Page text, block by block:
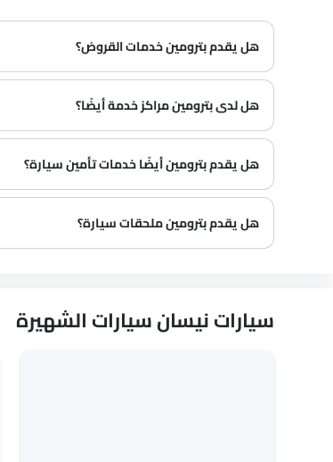
هل يقدم بترومين خدمات القروض؟
هل لدى بترومين مراكز خدمة أيضًا؟
هل يقدم بترومين أيضًا خدمات تأمين سيارة؟
هل يقدم بترومين ملحقات سيارة؟
سيارات نيسان سيارات الشهيرة